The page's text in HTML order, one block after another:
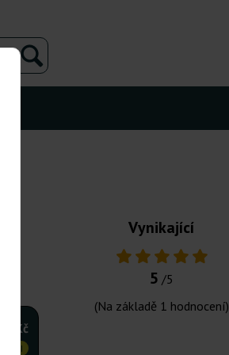
585Kč
Vynikající
5 /5
(Na základě 1 hodnocení)